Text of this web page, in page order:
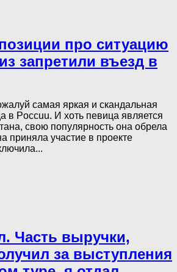
про ситуацию
запретили въезд в
самая яркая и скандальная
в Poccuu. И хоть певица является
свою популярность она обрела
приняла участие в проекте
Часть выручки,
за выступления